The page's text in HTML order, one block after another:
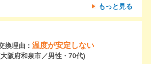
もっと見る
換理由： 温度が安定しない
阪府和泉市／男性・70代)